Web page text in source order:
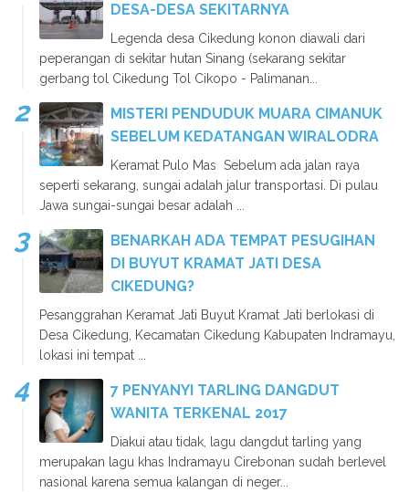
DESA-DESA SEKITARNYA
Legenda desa Cikedung konon diawali dari
peperangan di sekitar hutan Sinang (sekarang sekitar
gerbang tol Cikedung Tol Cikopo - Palimanan...
MISTERI PENDUDUK MUARA CIMANUK
SEBELUM KEDATANGAN WIRALODRA
Keramat Pulo Mas Sebelum ada jalan raya
seperti sekarang, sungai adalah jalur transportasi. Di pulau
Jawa sungai-sungai besar adalah ...
BENARKAH ADA TEMPAT PESUGIHAN
DI BUYUT KRAMAT JATI DESA
CIKEDUNG?
Pesanggrahan Keramat Jati Buyut Kramat Jati berlokasi di
Desa Cikedung, Kecamatan Cikedung Kabupaten Indramayu,
lokasi ini tempat ...
7 PENYANYI TARLING DANGDUT
WANITA TERKENAL 2017
Diakui atau tidak, lagu dangdut tarling yang
merupakan lagu khas Indramayu Cirebonan sudah berlevel
nasional karena semua kalangan di neger...